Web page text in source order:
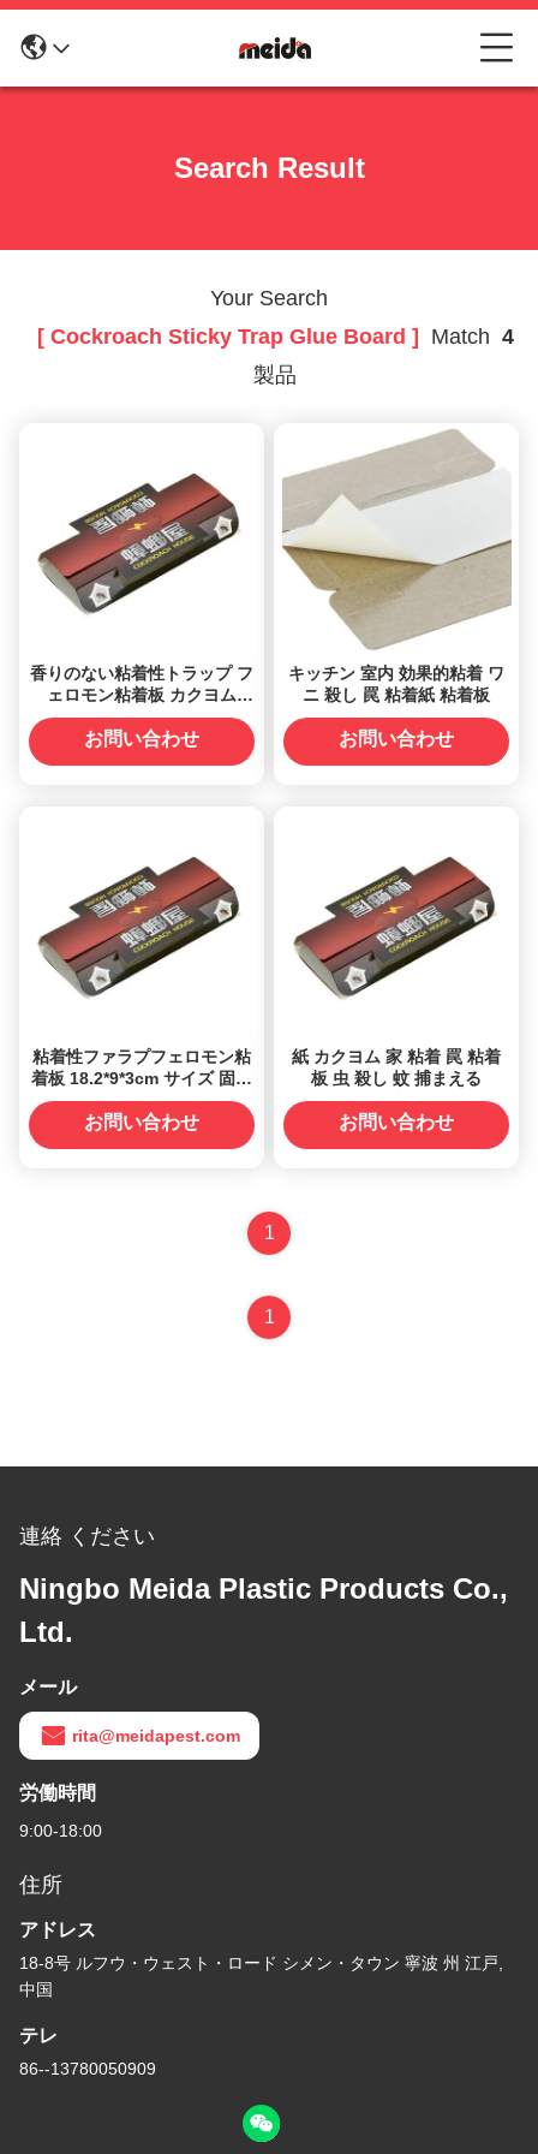
Search Result
Your Search
[ Cockroach Sticky Trap Glue Board ]
Match 4
製品
香りのない粘着性トラップ フ
ェロモン粘着板 カクヨム
18.2*9*3cm
お問い合わせ
キッチン 室内 効果的粘着 ワ
ニ 殺し 罠 粘着紙 粘着板
お問い合わせ
粘着性ファラプフェロモン粘
着板 18.2*9*3cm サイズ 固体
状態 虫害対策
お問い合わせ
紙 カクヨム 家 粘着 罠 粘着
板 虫 殺し 蚊 捕まえる
お問い合わせ
1
1
連絡 ください
Ningbo Meida Plastic Products Co.,
Ltd.
メール
rita@meidapest.com
労働時間
9:00-18:00
住所
アドレス
18-8号 ルフウ・ウェスト・ロード シメン・タウン 寧波 州 江戸,
中国
テレ
86--13780050909